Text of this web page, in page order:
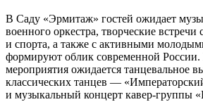
В Саду «Эрмитаж» гостей ожидает
военного оркестра, творческие встречи
и спорта, а также с активными
формируют облик современной
мероприятия ожидается танцевальное
классических танцев —
и музыкальный концерт кавер-группы